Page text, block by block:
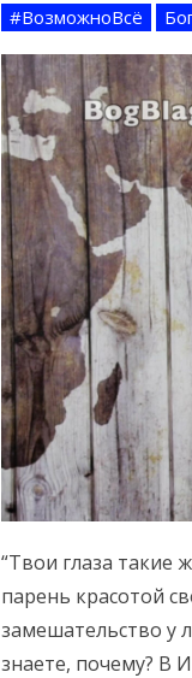
#ВозможноВсё
“Твои глаза такие
парень красотой
замешательство у
знаете, почему? В